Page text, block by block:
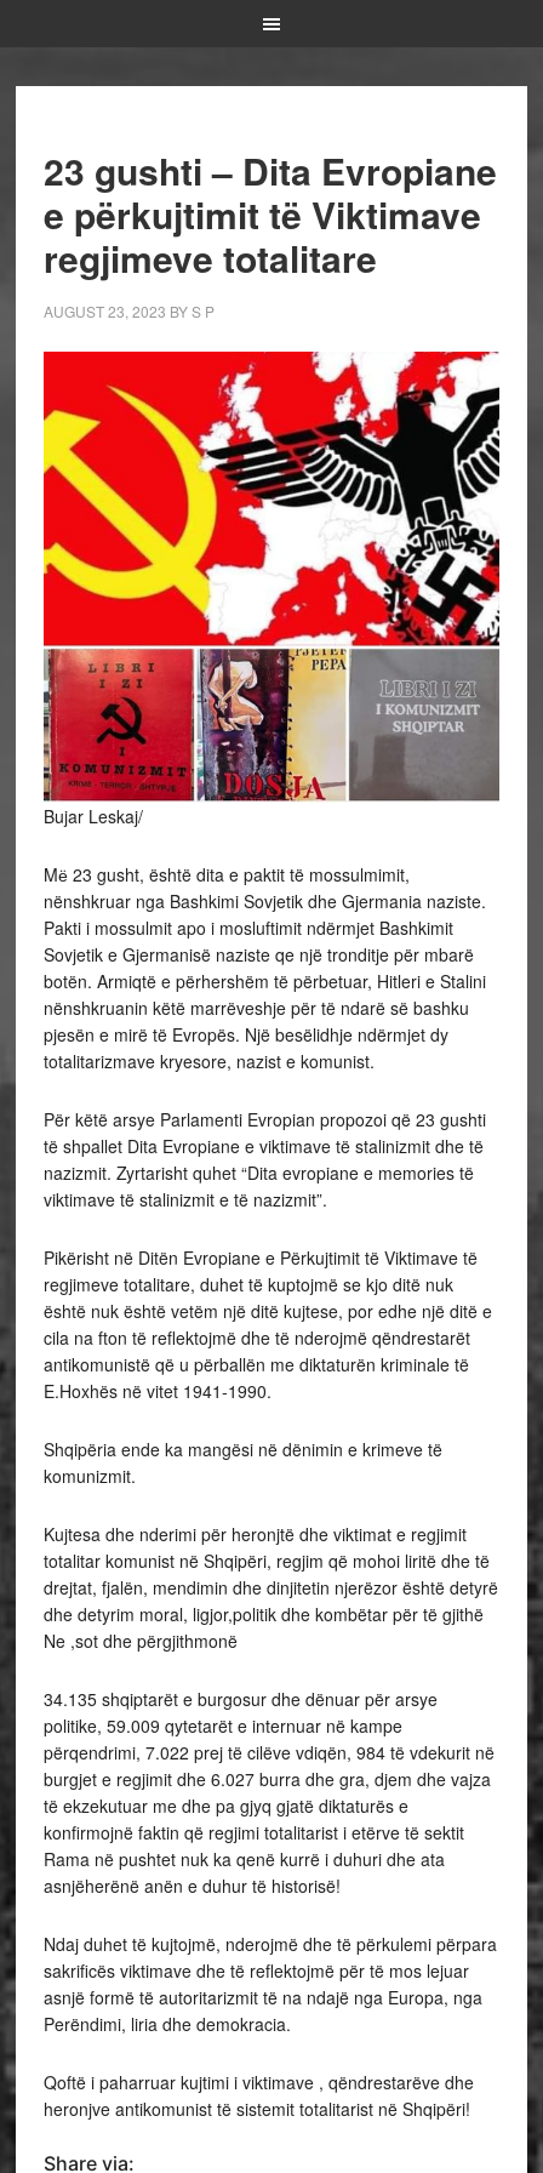
23 gushti – Dita Evropiane
e përkujtimit të Viktimave
regjimeve totalitare
AUGUST 23, 2023 BYS P
Bujar Leskaj/
Mё 23 gusht, është dita e paktit të mossulmimit,
nënshkruar nga Bashkimi Sovjetik dhe Gjermania naziste.
Pakti i mossulmit apo i mosluftimit ndërmjet Bashkimit
Sovjetik e Gjermanisë naziste qe një tronditje për mbarë
botën. Armiqtë e përhershëm të përbetuar, Hitleri e Stalini
nënshkruanin këtë marrëveshje për të ndarë së bashku
pjesën e mirë të Evropës. Një besëlidhje ndërmjet dy
totalitarizmave kryesore, nazist e komunist.
Për këtë arsye Parlamenti Evropian propozoi që 23 gushti
të shpallet Dita Evropiane e viktimave të stalinizmit dhe të
nazizmit. Zyrtarisht quhet “Dita evropiane e memories të
viktimave të stalinizmit e të nazizmit”.
Pikërisht në Ditën Evropiane e Përkujtimit të Viktimave të
regjimeve totalitare, duhet të kuptojmë se kjo ditë nuk
është nuk është vetëm një ditë kujtese, por edhe një ditë e
cila na fton të reflektojmë dhe të nderojmë qëndrestarët
antikomunistë që u përballën me diktaturën kriminale të
E.Hoxhës në vitet 1941-1990.
Shqipëria ende ka mangësi në dënimin e krimeve të
komunizmit.
Kujtesa dhe nderimi për heronjtë dhe viktimat e regjimit
totalitar komunist në Shqipëri, regjim që mohoi liritë dhe të
drejtat, fjalën, mendimin dhe dinjitetin njerëzor është detyrë
dhe detyrim moral, ligjor,politik dhe kombëtar për të gjithë
Ne ,sot dhe përgjithmonë
34.135 shqiptarët e burgosur dhe dënuar për arsye
politike, 59.009 qytetarët e internuar në kampe
përqendrimi, 7.022 prej të cilëve vdiqën, 984 të vdekurit në
burgjet e regjimit dhe 6.027 burra dhe gra, djem dhe vajza
të ekzekutuar me dhe pa gjyq gjatë diktaturës e
konfirmojnë faktin që regjimi totalitarist i etërve të sektit
Rama në pushtet nuk ka qenë kurrë i duhuri dhe ata
asnjëherënë anën e duhur të historisë!
Ndaj duhet të kujtojmë, nderojmë dhe të përkulemi përpara
sakrificës viktimave dhe të reflektojmë për të mos lejuar
asnjë formë të autoritarizmit të na ndajë nga Europa, nga
Perëndimi, liria dhe demokracia.
Qoftë i paharruar kujtimi i viktimave , qëndrestarëve dhe
heronjve antikomunist të sistemit totalitarist në Shqipëri!
Share via: